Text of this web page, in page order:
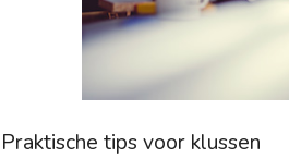
Praktische tips voor klussen